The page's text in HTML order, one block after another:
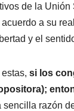
de la
a su
y el
si los
sencilla razón